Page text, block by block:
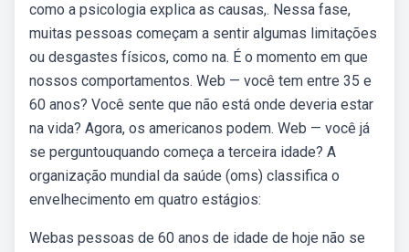
como a psicologia explica as causas,. Nessa fase,
muitas pessoas começam a sentir algumas limitações
ou desgastes físicos, como na. É o momento em que
nossos comportamentos. Web — você tem entre 35 e
60 anos? Você sente que não está onde deveria estar
na vida? Agora, os americanos podem. Web — você já
se perguntouquando começa a terceira idade? A
organização mundial da saúde (oms) classifica o
envelhecimento em quatro estágios:
Webas pessoas de 60 anos de idade de hoje não se